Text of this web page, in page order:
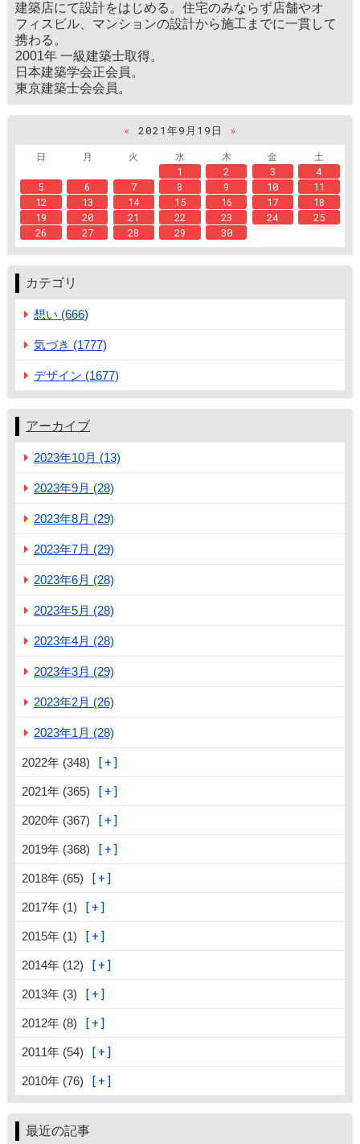
建築店にて設計をはじめる。住宅のみならず店舗やオ
フィスビル、マンションの設計から施工までに一貫して
携わる。
2001年 一級建築士取得。
日本建築学会正会員。
東京建築士会会員。
« 2021年9月19日
»
日
月 火 水 木 金
土
1
2 3
4
5
6 7 8 9 10
11
12
13 14 15 16 17
18
19
20 21 22 23 24
25
26
27 28 29 30
カテゴリ
想い (666)
気づき (1777)
デザイン (1677)
アーカイブ
2023年10月 (13)
2023年9月 (28)
2023年8月 (29)
2023年7月 (29)
2023年6月 (28)
2023年5月 (28)
2023年4月 (28)
2023年3月 (29)
2023年2月 (26)
2023年1月 (28)
2022年 (348)
2021年 (365)
2020年 (367)
2019年 (368)
2018年 (65)
2017年 (1)
2015年 (1)
2014年 (12)
2013年 (3)
2012年 (8)
2011年 (54)
2010年 (76)
最近の記事